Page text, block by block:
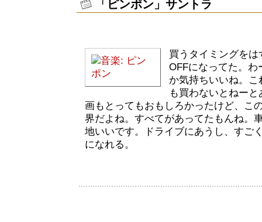
「ピンポン」サントラ
買うタイミングを
OFFになってた。
か気持ちいいね。こ
も買わないとねー
画もとってもおもしろかったけど、こ
界だよね。すべてがあってたもんね。
地いいです。ドライブにあうし、すご
になれる。